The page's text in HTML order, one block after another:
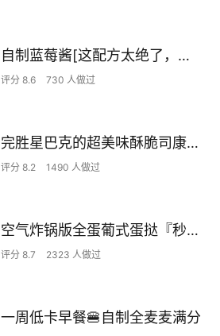
自制蓝莓酱[这配方太绝了，味道极好]
评分 8.6 730 人做过
完胜星巴克的超美味酥脆司康 super easy crunched scone
评分 8.2 1490 人做过
空气炸锅版全蛋葡式蛋挞『秒杀KFC』悠伴空气炸锅
评分 8.7 2323 人做过
一周低卡早餐🍔自制全麦麦满分